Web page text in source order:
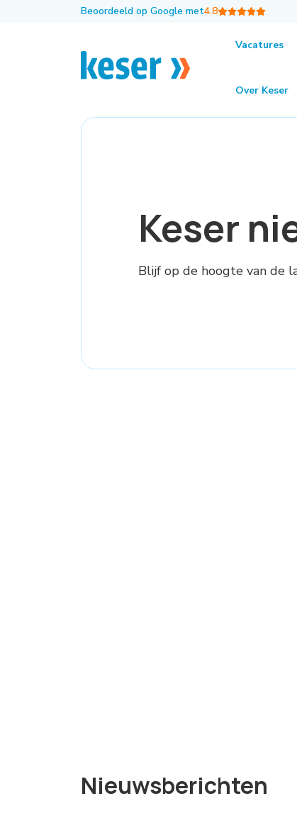
Beoordeeld op Google met4.8
Vacatures
Over Keser
Keser
Blijf op de hoogte van de
Nieuwsberichten